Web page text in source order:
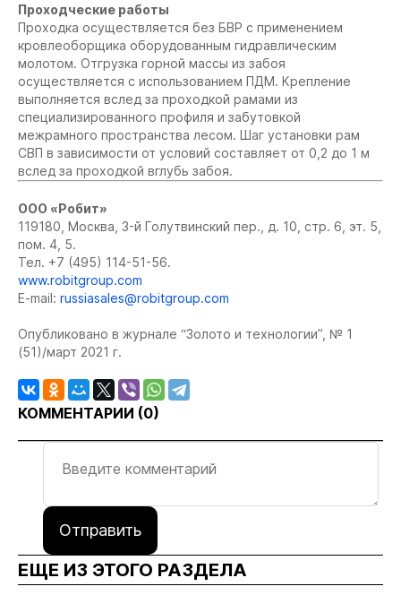
Проходческие работы
Проходка осуществляется без БВР с применением
кровлеоборщика оборудованным гидравлическим
молотом. Отгрузка горной массы из забоя
осуществляется с использованием ПДМ. Крепление
выполняется вслед за проходкой рамами из
специализированного профиля и забутовкой
межрамного пространства лесом. Шаг установки рам
СВП в зависимости от условий составляет от 0,2 до 1 м
вслед за проходкой вглубь забоя.
ООО «Робит»
119180, Москва, 3-й Голутвинский пер., д. 10, стр. 6, эт. 5,
пом. 4, 5.
Тел. +7 (495) 114-51-56.
www.robitgroup.com
E-mail: russiasales@robitgroup.com
Опубликовано в журнале “Золото и технологии”, № 1
(51)/март 2021 г.
КОММЕНТАРИИ (0)
Отправить
ЕЩЕ ИЗ ЭТОГО РАЗДЕЛА